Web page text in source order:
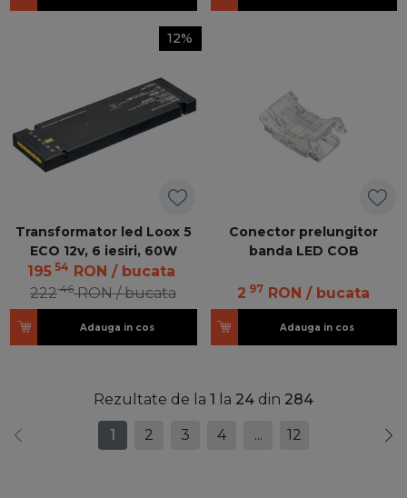
12%
Transformator led Loox 5
ECO 12v, 6 iesiri, 60W
195 54 RON / bucata
22246 RON / bucata
Adauga in cos
Conector prelungitor
banda LED COB
2 97 RON / bucata
Adauga in cos
Rezultate de la 1 la 24 din 284
1 2 3 4 ... 12